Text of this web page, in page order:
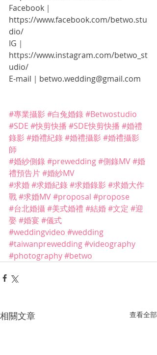
Facebook｜
https://www.facebook.com/betwo.stu
dio/
IG｜
https://www.instagram.com/betwo_st
udio/
E-mail｜betwo.wedding@gmail.com
#專業攝影 #白兔婚錄#Betwostudio
#SDE #快剪快播 #SDE快剪快播 #婚禮
錄影 #婚禮紀錄#婚禮攝影 #婚禮攝影
師
#婚紗側錄#prewedding#側錄MV#婚
禮預告片#婚紗MV
#求婚#求婚紀錄#求婚錄影 #求婚大作
戰#求婚MV#proposal #propose
#台北婚攝#美式婚禮 #結婚#文定 #迎
娶#婚宴 #儀式
#weddingvideo #wedding
#taiwanprewedding#videography
#photography#betwo
相關文章 查看全部